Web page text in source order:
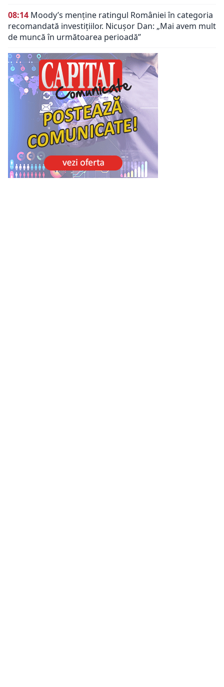
08:14 Moody’s menține ratingul României în categoria
recomandată investițiilor. Nicușor Dan: „Mai avem mult
de muncă în următoarea perioadă”